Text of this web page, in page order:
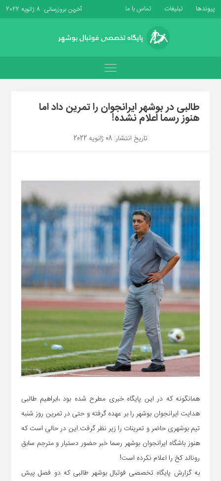
پیوندها تبلیغات تماس با ما آخرین بروزرسانی: 8 ژانویه 2022
طالبی در بوشهر ایرانجوان را تمرین داد اما
هنوز رسما اعلام نشده!
تاریخ انتشار: 08 ژانویه 2022
همانگونه که در این پایگاه خبری مطرح شده بود ،ابراهیم طالبی
هدایت ایرانجوان بوشهر را بر عهده گرفته و حتی در تمرین روز شنبه
تیم بوشهری حاضر و تمرینات را زیر نظر گرفت.این در حالی است که
هنوز باشگاه ایرانجوان بوشهر رسما خبر حضور دستیار و مترجم سابق
رونالد کخ را اعلام نکرده است!
به گزارش پایگاه تخصصی فوتبال بوشهر طالبی که دو فصل پیش